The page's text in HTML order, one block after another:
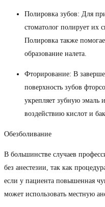
Полировка зубов: Для
стоматолог полирует их
Полировка также
образование налета.
Фторирование: В
поверхность зубов
укрепляет зубную эмаль
воздействию кислот и
Обезболивание
В большинстве случаев
без анестезии, так как
если у пациента повышенная
может использовать местную